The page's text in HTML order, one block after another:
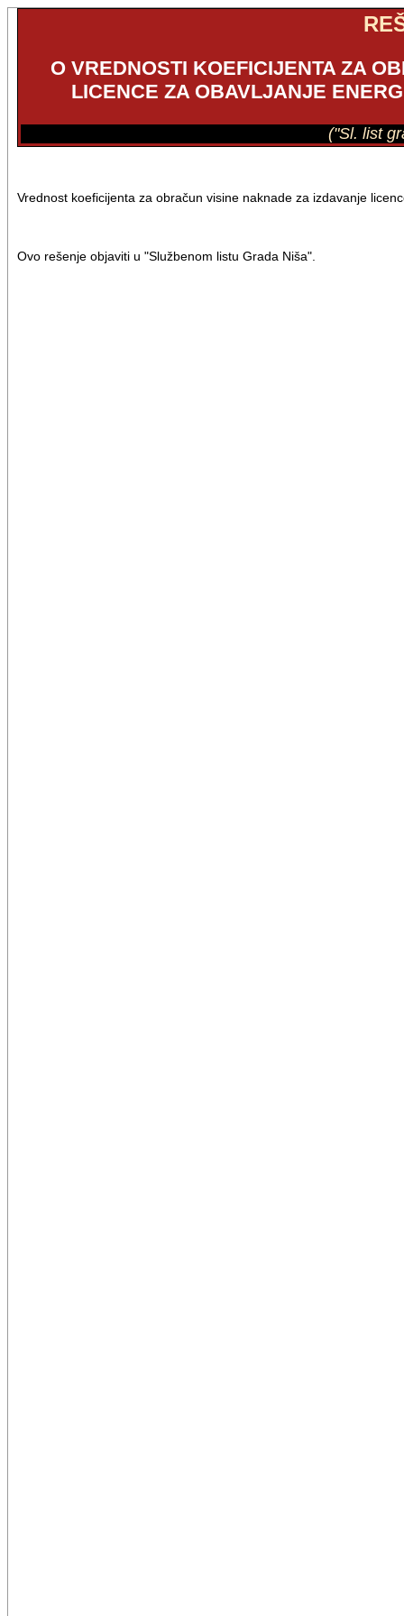
O VREDNOSTI KOEFICIJENTA ZA
LICENCE ZA OBAVLJANJE
("Sl. list
Vrednost koeficijenta za obračun visine naknade za izdavanje
Ovo rešenje objaviti u "Službenom listu Grada Niša".